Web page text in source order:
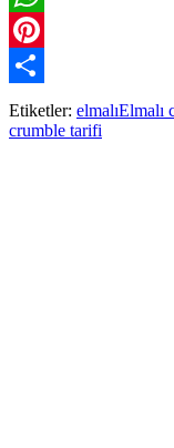
WhatsApp
Pinterest
Paylaş
Etiketler: elmalıElmalı
crumble tarifi